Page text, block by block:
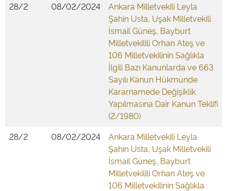
28/2
08/02/2024
Ankara Milletvekili Leyla
Şahin Usta, Uşak Milletvekili
İsmail Güneş, Bayburt
Milletvekilili Orhan Ateş ve
106 Milletvekilinin Sağlıkla
İlgili Bazı Kanunlarda ve 663
Sayılı Kanun Hükmünde
Kararnamede Değişiklik
Yapılmasına Dair Kanun Teklifi
(2/1980)
28/2
08/02/2024
Ankara Milletvekili Leyla
Şahin Usta, Uşak Milletvekili
İsmail Güneş, Bayburt
Milletvekilili Orhan Ateş ve
106 Milletvekilinin Sağlıkla